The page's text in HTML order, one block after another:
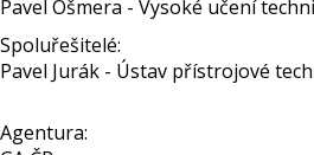
Pavel Ošmera - Vysoké učení
Spoluřešitelé:
Pavel Jurák - Ústav přístrojové
Agentura: